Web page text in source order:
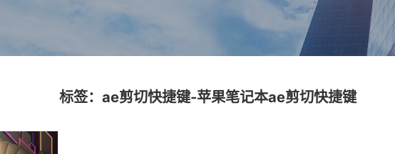
标签：ae剪切快捷键-苹果笔记本ae剪切快捷键